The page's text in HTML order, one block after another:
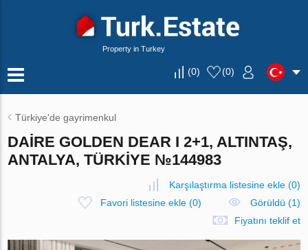
Property in Turkey
(0) (0)
Türkiye'de gayrimenkul
DAIRE GOLDEN DEAR I 2+1, ALTINTAŞ,
ANTALYA, TÜRKIYE №144983
Karşılaştırma listesine ekle(0)
Favori listesine ekle(0)
Görüldü (1)
Fiyatını teklif et